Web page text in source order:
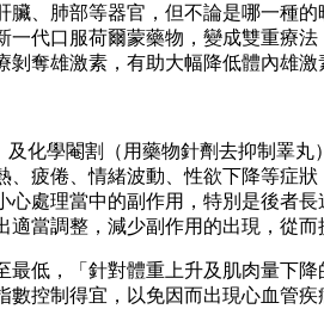
、肺部等器官，但不論是哪一種
代口服荷爾蒙藥物，變成雙重療法
奪雄激素，有助大幅降低體內雄激
化學閹割（用藥物針劑去抑制睪
疲倦、情緒波動、性欲下降等症
處理當中的副作用，特別是後者
當調整，減少副作用的出現，從而
低，「針對體重上升及肌肉量下
控制得宜，以免因而出現心血管